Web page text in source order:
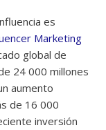
es
Marketing
global de
24 000 millones
aumento
de 16 000
inversión